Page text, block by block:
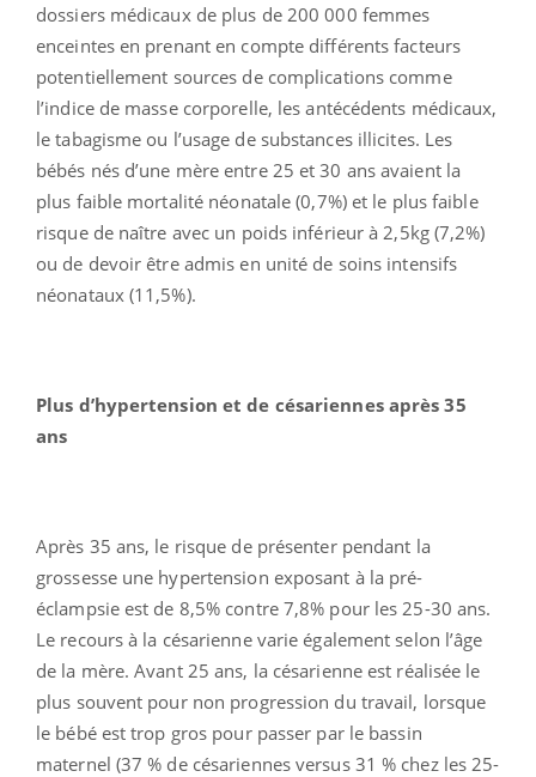
dossiers médicaux de plus de 200 000 femmes
enceintes en prenant en compte différents facteurs
potentiellement sources de complications comme
l’indice de masse corporelle, les antécédents médicaux,
le tabagisme ou l’usage de substances illicites. Les
bébés nés d’une mère entre 25 et 30 ans avaient la
plus faible mortalité néonatale (0,7%) et le plus faible
risque de naître avec un poids inférieur à 2,5kg (7,2%)
ou de devoir être admis en unité de soins intensifs
néonataux (11,5%).
Plus d’hypertension et de césariennes après 35
ans
Après 35 ans, le risque de présenter pendant la
grossesse une hypertension exposant à la pré-
éclampsie est de 8,5% contre 7,8% pour les 25-30 ans.
Le recours à la césarienne varie également selon l’âge
de la mère. Avant 25 ans, la césarienne est réalisée le
plus souvent pour non progression du travail, lorsque
le bébé est trop gros pour passer par le bassin
maternel (37 % de césariennes versus 31 % chez les 25-